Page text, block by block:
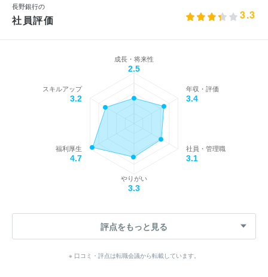
長野銀行の
社員評価 3.3
成長・将来性
2.5
年収・評価
3.4
社員・管理職
3.1
やりがい
3.3
福利厚生
4.7
スキルアップ
3.2
評点をもっと見る
※ 口コミ・評点は転職会議から転載しています。